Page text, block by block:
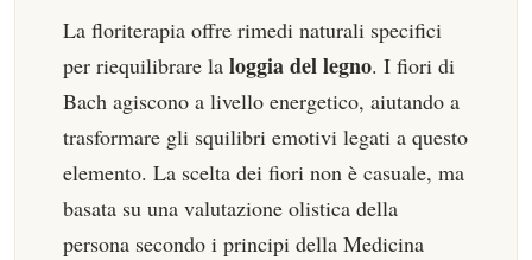
La floriterapia offre rimedi naturali specifici
per riequilibrare la loggia del legno. I fiori di
Bach agiscono a livello energetico, aiutando a
trasformare gli squilibri emotivi legati a questo
elemento. La scelta dei fiori non è casuale, ma
basata su una valutazione olistica della
persona secondo i principi della Medicina